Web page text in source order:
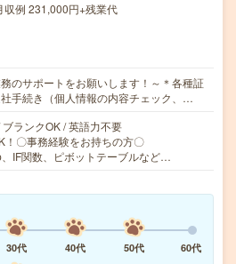
例 231,000円+残業代
のサポートをお願いします！～＊各種証
手続き（個人情報の内容チェック、…
ランクOK / 英語力不要
〇事務経験をお持ちの方〇
IF関数、ピボットテーブルなど…
30代 40代 50代
60代